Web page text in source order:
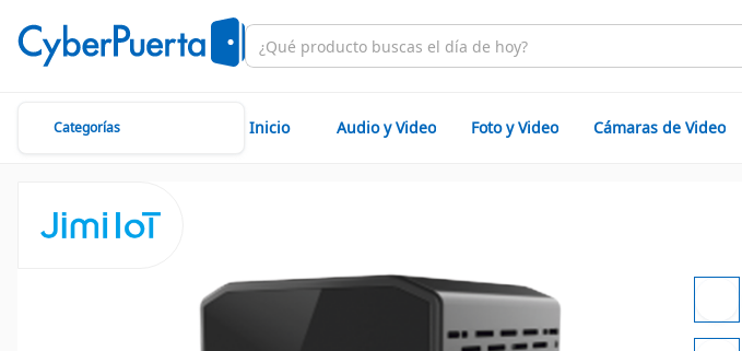
Categorías Inicio Audio y Video Foto y Video Cámaras de Video